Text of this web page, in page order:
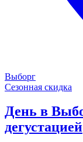
Выборг
Сезонная скидка
День в
дегустацией